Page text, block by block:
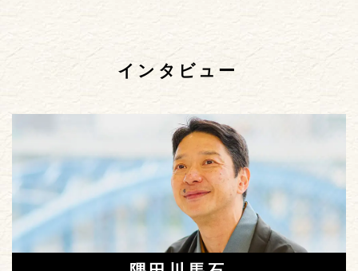
インタビュー